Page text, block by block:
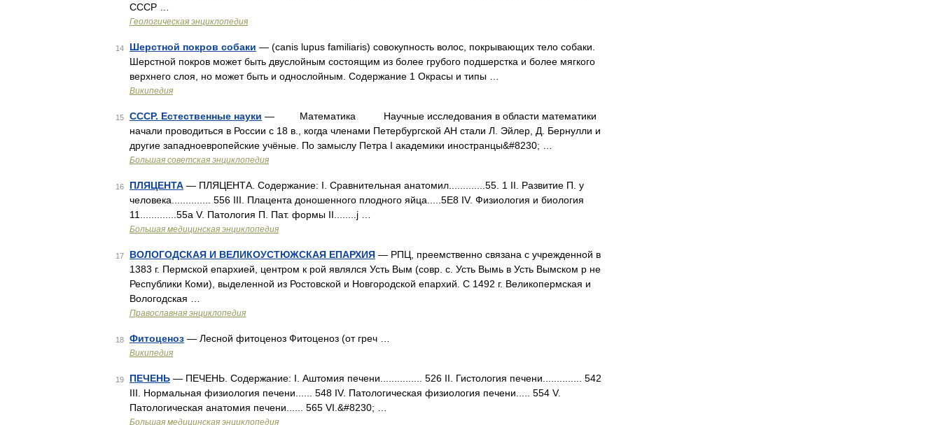
CCCP …
Геологическая энциклопедия
14 Шерстной покров собаки — (canis lupus familiaris) совокупность волос, покрывающих тело собаки.
Шерстной покров может быть двуслойным состоящим из более грубого подшерстка и более мягкого
верхнего слоя, но может быть и однослойным. Содержание 1 Окрасы и типы …
Википедия
15 СССР. Естественные науки — Математика Научные исследования в области математики
начали проводиться в России с 18 в., когда членами Петербургской АН стали Л. Эйлер, Д. Бернулли и
другие западноевропейские учёные. По замыслу Петра I академики иностранцы&#8230; …
Большая советская энциклопедия
16 ПЛЯЦЕНТА — ПЛЯЦЕНТА. Содержание: I. Сравнительная анатомил.............55. 1 II. Развитие П. у
человека.............. 556 III. Плацента доношенного плодного яйца.....5Е8 IV. Физиология и биология
11.............55а V. Патология П. Пат. формы II........j …
Большая медицинская энциклопедия
17 ВОЛОГОДСКАЯ И ВЕЛИКОУСТЮЖСКАЯ ЕПАРХИЯ — РПЦ, преемственно связана с учрежденной в
1383 г. Пермской епархией, центром к рой являлся Усть Вым (совр. с. Усть Вымь в Усть Вымском р не
Республики Коми), выделенной из Ростовской и Новгородской епархий. С 1492 г. Великопермская и
Вологодская …
Православная энциклопедия
18 Фитоценоз — Лесной фитоценоз Фитоценоз (от греч …
Википедия
19 ПЕЧЕНЬ — ПЕЧЕНЬ. Содержание: I. Аштомия печени............... 526 II. Гистология печени.............. 542
III. Нормальная физиология печени...... 548 IV. Патологическая физиология печени..... 554 V.
Патологическая анатомия печени...... 565 VІ.&#8230; …
Большая медицинская энциклопедия